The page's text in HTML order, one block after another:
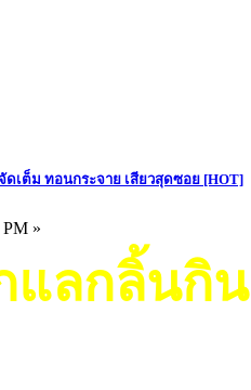
เต็ม ทอนกระจาย เสียวสุดซอย [HOT]
»
แลกลิ้นกิน